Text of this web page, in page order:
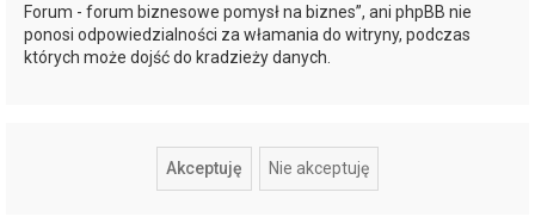
Forum - forum biznesowe pomysł na biznes”, ani phpBB nie
ponosi odpowiedzialności za włamania do witryny, podczas
których może dojść do kradzieży danych.